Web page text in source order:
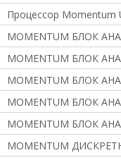
Процессор Momentum
MOMENTUM БЛОК
MOMENTUM БЛОК
MOMENTUM БЛОК
MOMENTUM БЛОК
MOMENTUM БЛОК
MOMENTUM